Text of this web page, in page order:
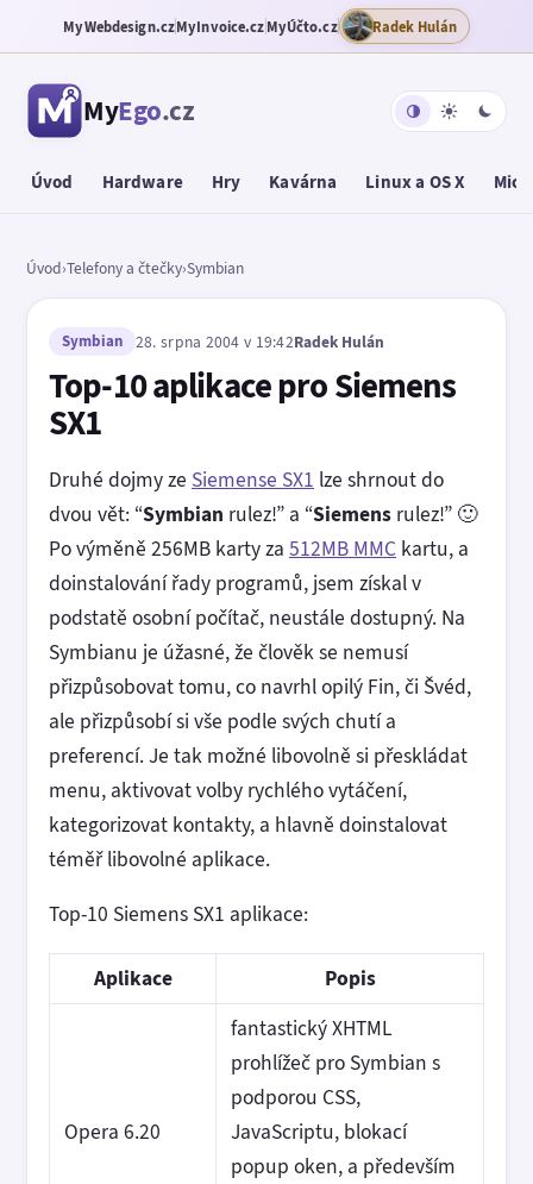
MyWebdesign.czMyInvoice.czMyÚčto.cz Radek Hulán
MyEgo.cz
Úvod Hardware Hry Kavárna Linux a OS X
Úvod›Telefony a čtečky›Symbian
Symbian 28. srpna 2004 v 19:42Radek Hulán
Top-10 aplikace pro Siemens
SX1
Druhé dojmy ze Siemense SX1 lze shrnout do
dvou vět: “Symbian rulez!” a “Siemens rulez!” 🙂
Po výměně 256MB karty za 512MB MMC kartu, a
doinstalování řady programů, jsem získal v
podstatě osobní počítač, neustále dostupný. Na
Symbianu je úžasné, že člověk se nemusí
přizpůsobovat tomu, co navrhl opilý Fin, či Švéd,
ale přizpůsobí si vše podle svých chutí a
preferencí. Je tak možné libovolně si přeskládat
menu, aktivovat volby rychlého vytáčení,
kategorizovat kontakty, a hlavně doinstalovat
téměř libovolné aplikace.
Top-10 Siemens SX1 aplikace:
Aplikace Popis
Opera 6.20
fantastický XHTML
prohlížeč pro Symbian s
podporou CSS,
JavaScriptu, blokací
popup oken, a především